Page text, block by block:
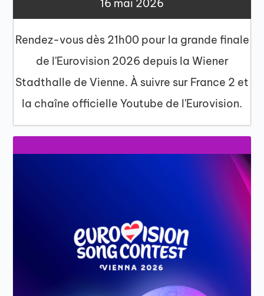
16 mai 2026
Rendez-vous dès 21h00 pour la grande finale
de l'Eurovision 2026 depuis la Wiener
Stadthalle de Vienne. À suivre sur France 2 et
la chaîne officielle Youtube de l'Eurovision.